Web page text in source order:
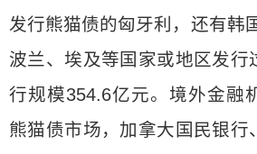
发行熊猫债的匈牙利，还有韩
波兰、埃及等国家或地区发行
行规模354.6亿元。境外金融
熊猫债市场，加拿大国民银行